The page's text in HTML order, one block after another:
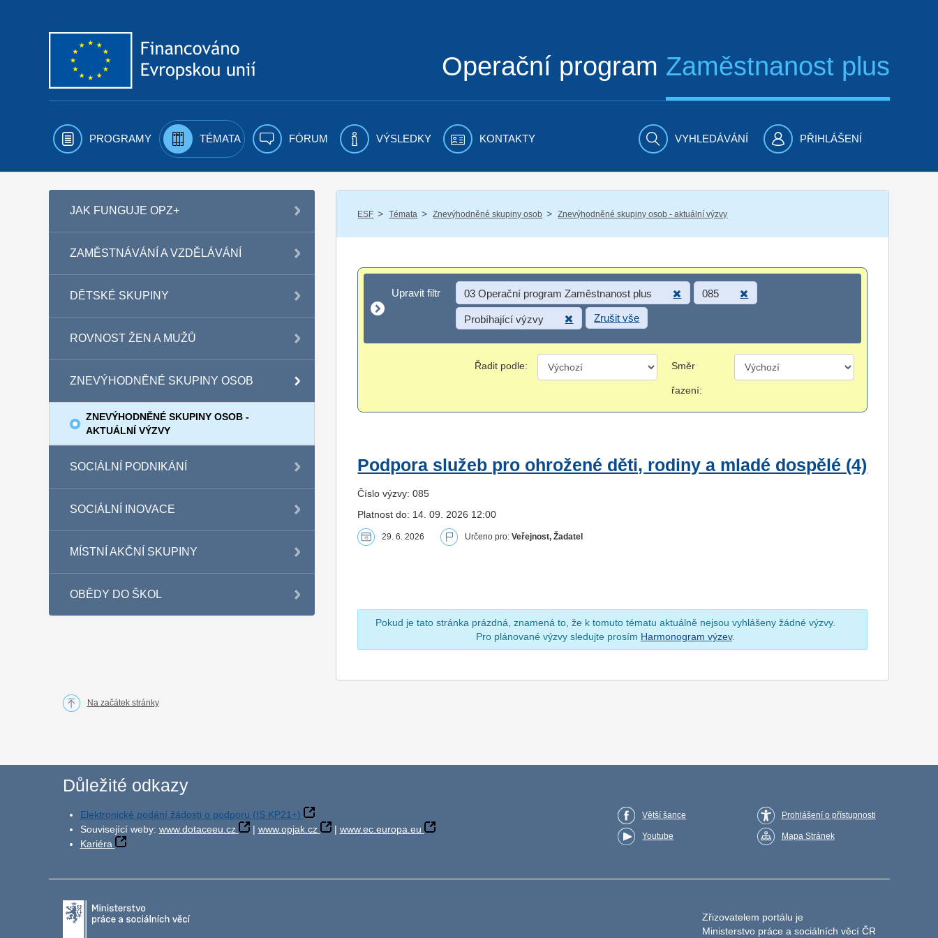
Operační program Zaměstnanost plus
PROGRAMY TÉMATA FÓRUM VÝSLEDKY KONTAKTY VYHLEDÁVÁNÍ PŘIHLÁŠENÍ
JAK FUNGUJE OPZ+
ZAMĚSTNÁVÁNÍ A VZDĚLÁVÁNÍ
DĚTSKÉ SKUPINY
ROVNOST ŽEN A MUŽŮ
ZNEVÝHODNĚNÉ SKUPINY OSOB
ZNEVÝHODNĚNÉ SKUPINY OSOB -
AKTUÁLNÍ VÝZVY
SOCIÁLNÍ PODNIKÁNÍ
SOCIÁLNÍ INOVACE
MÍSTNÍ AKČNÍ SKUPINY
OBĚDY DO ŠKOL
ESF / Témata / Znevýhodněné skupiny osob / Znevýhodněné skupiny osob - aktuální výzvy
Upravit filtr
Upravit filtr 03 Operační program Zaměstnanost plus 085
Probíhající výzvy Zrušit vše
Řadit podle: Směr
řazení:
Podpora služeb pro ohrožené děti, rodiny a mladé dospělé (4)
Číslo výzvy: 085
Platnost do: 14. 09. 2026 12:00
29. 6. 2026 Určeno pro:Veřejnost, Žadatel
Pokud je tato stránka prázdná, znamená to, že k tomuto tématu aktuálně nejsou vyhlášeny žádné výzvy.
Pro plánované výzvy sledujte prosím Harmonogram výzev.
Na začátek stránky
Důležité odkazy
Elektronické podání žádosti o podporu (IS KP21+)
Související weby: www.dotaceeu.cz | www.opjak.cz | www.ec.europa.eu
Kariéra
Větší šance
Youtube
Prohlášení o přístupnosti
Mapa Stránek
Zřizovatelem portálu je
Ministerstvo práce a sociálních věcí ČR